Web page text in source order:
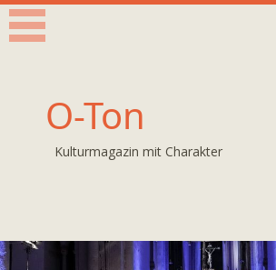
O-Ton
Kulturmagazin mit Charakter